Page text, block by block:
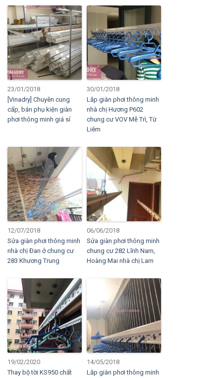
23/01/2018
[Vinadry] Chuyên cung
cấp, bán phụ kiện giàn
phơi thông minh giá sỉ
30/01/2018
Lắp giàn phơi thông minh
nhà chị Hương P602
chung cư VOV Mễ Trì, Từ
Liêm
12/07/2018
Sửa giàn phơi thông minh
nhà chị Đan ở chung cư
283 Khương Trung
06/06/2018
Sửa giàn phơi thông minh
chung cư 282 Lĩnh Nam,
Hoàng Mai nhà chị Lam
19/02/2020
Thay bộ tời KS950 chất
14/05/2018
Lắp giàn phơi thông minh